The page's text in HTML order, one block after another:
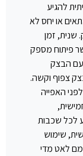
להגיע
או יחס לא
שנית, זמן
לא מאפשר פיתוח מספק
הבצק
צפוף וקשה.
האפייה
לכל שכבות
שימוש
לאט מדי